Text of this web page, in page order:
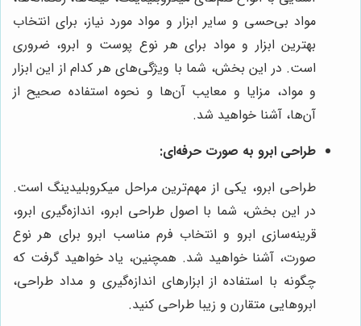
مواد بی‌حسی و سایر ابزار و مواد مورد نیاز، برای انتخاب
بهترین ابزار و مواد برای هر نوع پوست و ابرو، ضروری
است. در این بخش، شما با ویژگی‌های هر کدام از این ابزار
و مواد، مزایا و معایب آن‌ها و نحوه استفاده صحیح از
آن‌ها، آشنا خواهید شد.
طراحی ابرو به صورت حرفه‌ای:
طراحی ابرو، یکی از مهم‌ترین مراحل میکروبلیدینگ است.
در این بخش، شما با اصول طراحی ابرو، اندازه‌گیری ابرو،
قرینه‌سازی ابرو و انتخاب فرم مناسب ابرو برای هر نوع
صورت، آشنا خواهید شد. همچنین، یاد خواهید گرفت که
چگونه با استفاده از ابزارهای اندازه‌گیری و مداد طراحی،
ابروهایی متقارن و زیبا طراحی کنید.